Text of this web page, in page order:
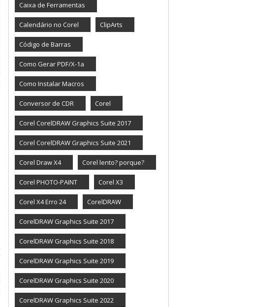
Caixa de Ferramentas
Calendário no Corel ClipArts
Código de Barras
Como Gerar PDF/X-1a
Como Instalar Macros
Conversor de CDR Corel
Corel CorelDRAW Graphics Suite 2017
Corel CorelDRAW Graphics Suite 2021
Corel Draw X4 Corel lento? porque?
Corel PHOTO-PAINT Corel X3
Corel X4 Erro 24 CorelDRAW
CorelDRAW Graphics Suite 2017
CorelDRAW Graphics Suite 2018
CorelDRAW Graphics Suite 2019
CorelDRAW Graphics Suite 2020
CorelDRAW Graphics Suite 2022